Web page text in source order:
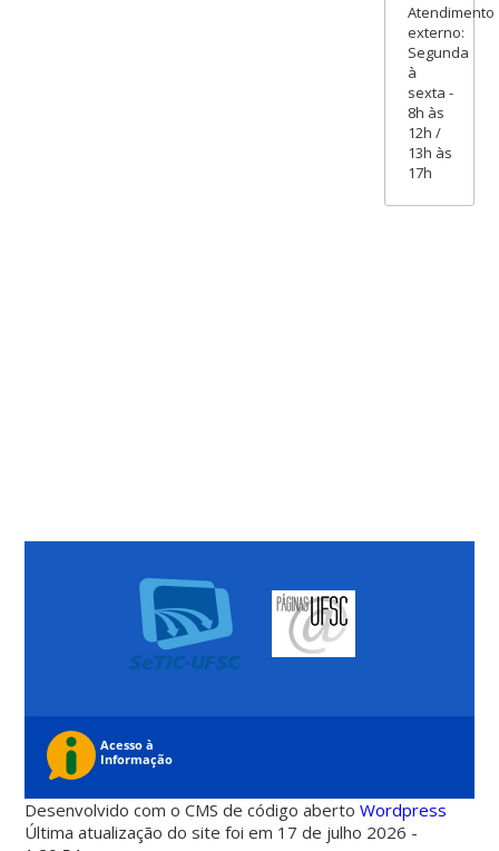
Atendimento
externo:
Segunda
à
sexta -
8h às
12h /
13h às
17h
Desenvolvido com o CMS de código abertoWordpress
Última atualização do site foi em 17 de julho 2026 -